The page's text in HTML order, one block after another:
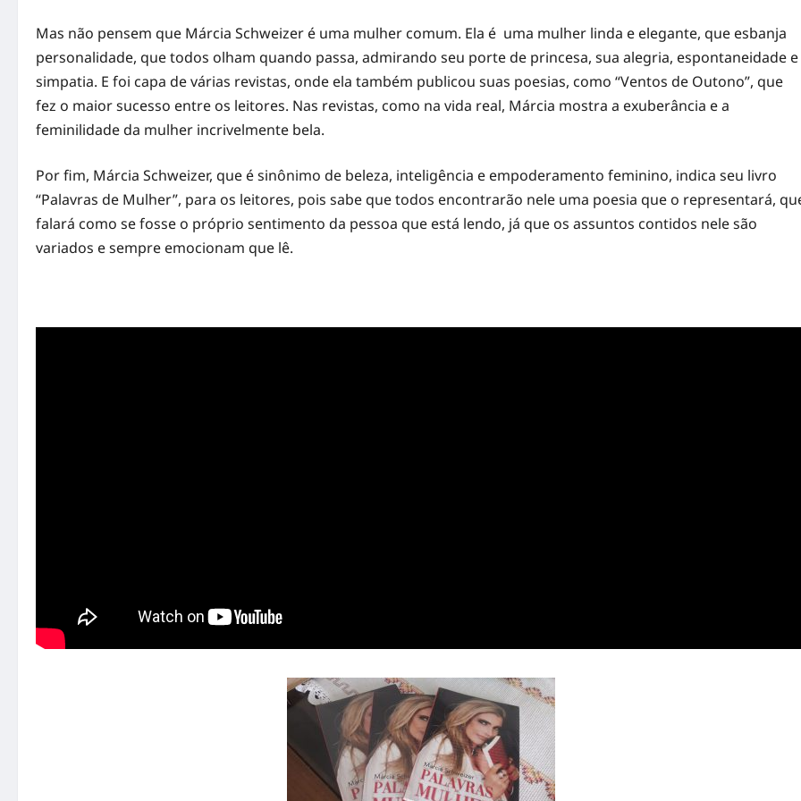
Mas não pensem que Márcia Schweizer é uma mulher comum. Ela é uma mulher linda e elegante, que esbanja
personalidade, que todos olham quando passa, admirando seu porte de princesa, sua alegria, espontaneidade e
simpatia. E foi capa de várias revistas, onde ela também publicou suas poesias, como “Ventos de Outono”, que
fez o maior sucesso entre os leitores. Nas revistas, como na vida real, Márcia mostra a exuberância e a
feminilidade da mulher incrivelmente bela.
Por fim, Márcia Schweizer, que é sinônimo de beleza, inteligência e empoderamento feminino, indica seu livro
“Palavras de Mulher”, para os leitores, pois sabe que todos encontrarão nele uma poesia que o representará,
falará como se fosse o próprio sentimento da pessoa que está lendo, já que os assuntos contidos nele são
variados e sempre emocionam que lê.